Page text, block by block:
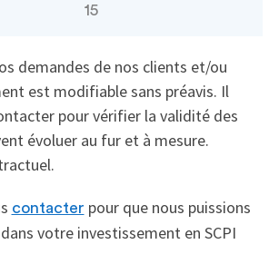
15
demandes de nos clients et/ou
est modifiable sans préavis. Il
pour vérifier la validité des
évoluer au fur et à mesure.
contacter pour que nous puissions
votre investissement en SCPI